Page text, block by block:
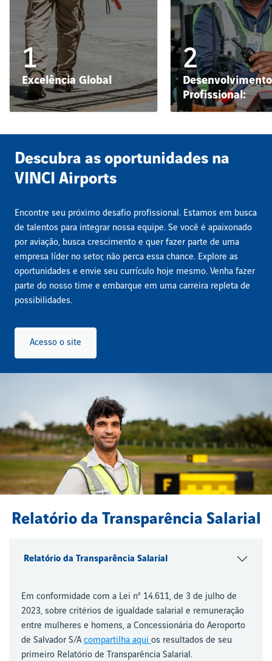
1
Excelência Global
2
Desenvolvimento
Profissional:
Descubra as oportunidades na
VINCI Airports
Encontre seu próximo desafio profissional. Estamos em busca
de talentos para integrar nossa equipe. Se você é apaixonado
por aviação, busca crescimento e quer fazer parte de uma
empresa líder no setor, não perca essa chance. Explore as
oportunidades e envie seu currículo hoje mesmo. Venha fazer
parte do nosso time e embarque em uma carreira repleta de
possibilidades.
Acesso o site
Relatório da Transparência Salarial
Relatório da Transparência Salarial
Em conformidade com a Lei nº 14.611, de 3 de julho de
2023, sobre critérios de igualdade salarial e remuneração
entre mulheres e homens, a Concessionária do Aeroporto
de Salvador S/Acompartilha aqui os resultados de seu
primeiro Relatório de Transparência Salarial.